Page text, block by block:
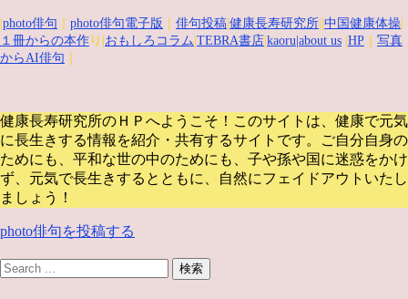
photo俳句 photo俳句電子版 俳句投稿 健康長寿研究所 中国健康体操
１冊からの本作 り| おもしろコラム TEBRA書店 kaoru |about us HP
写真
からAI俳句
健康長寿研究所のＨＰへようこそ！このサイトは、健康で元気
に長生きする情報を紹介・共有するサイトです。
ご自分自身の
ためにも、平和な世の中のためにも、子や孫や国に迷惑をかけ
ず、元気で長生きするとともに、自然にフェイドアウトいたし
ましょう！
photo俳句を投稿する